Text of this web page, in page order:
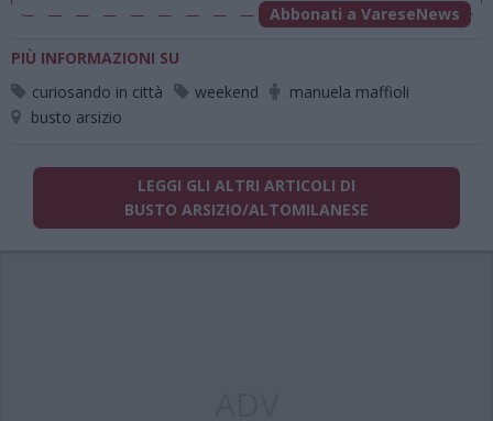
Abbonati a VareseNews
PIÙ INFORMAZIONI SU
curiosando in città
weekend
manuela maffioli
busto arsizio
LEGGI GLI ALTRI ARTICOLI DI
BUSTO ARSIZIO/ALTOMILANESE